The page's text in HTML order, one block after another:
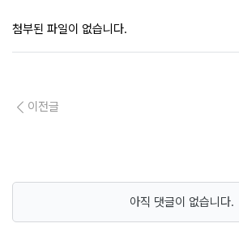
첨부된 파일이 없습니다.
이전글
아직 댓글이 없습니다.